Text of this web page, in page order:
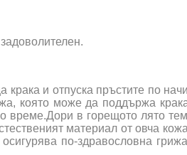
и отпуска пръстите по
която може да поддържа
време.Дори в горещото лято
материал от овча
по-здравословна